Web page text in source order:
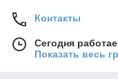
Контакты
Сегодня
Показать весь